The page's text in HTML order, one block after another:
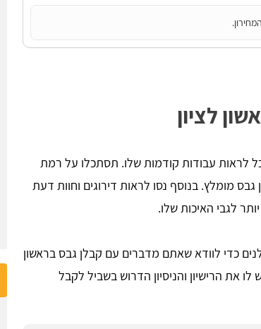
לציון
לראות עבודות קודמות שלו. תסתכלו על רמת
מומלץ. בנוסף נסו לראות דירוגים וחוות דעת
לגבי האיכות שלו.
כדי לוודא שאתם מדברים עם קבלן גבס בראשון
לו את הרישיון והניסיון הדרוש בשביל לקבל